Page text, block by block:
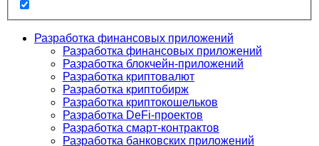
Разработка финансовых приложений
Разработка финансовых приложений
Разработка блокчейн-приложений
Разработка криптовалют
Разработка криптобирж
Разработка криптокошельков
Разработка DeFi-проектов
Разработка смарт-контрактов
Разработка банковских приложений